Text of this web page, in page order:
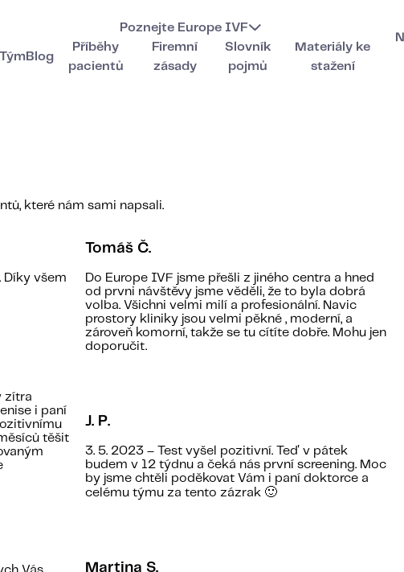
Poznejte Europe IVF
TýmBlog
Příběhy
pacientů
Firemní
zásady
Slovník
pojmů
Materiály ke
stažení
které nám sami napsali.
Díky všem
Tomáš Č.
Do Europe IVF jsme přešli z jiného centra a hned
od prvni návštěvy jsme věděli, že to byla dobrá
volba. Všichni velmi milí a profesionální. Navic
prostory kliniky jsou velmi pěkné , moderní, a
zároveň komorní, takže se tu cítíte dobře. Mohu jen
doporučit.
zítra
i paní
těšit
J. P.
3. 5. 2023 – Test vyšel pozitivní. Teď v pátek
budem v 12 týdnu a čeká nás první screening. Moc
by jsme chtěli poděkovat Vám i paní doktorce a
celému týmu za tento zázrak 🙂
Martina S.